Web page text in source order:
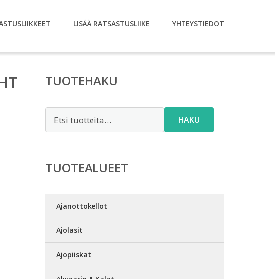
LISÄÄ RATSASTUSLIIKE YHTEYSTIEDOT
TUOTEHAKU
HAKU
TUOTEALUEET
Ajanottokellot
Ajolasit
Ajopiiskat